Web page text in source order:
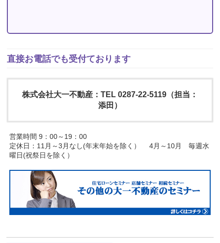
直接お電話でも受付ております
株式会社大一不動産：TEL 0287-22-5119（担当：
添田）
営業時間 9：00～19：00
定休日：11月～3月なし(年末年始を除く） 4月～10月 毎週水
曜日(祝祭日を除く）